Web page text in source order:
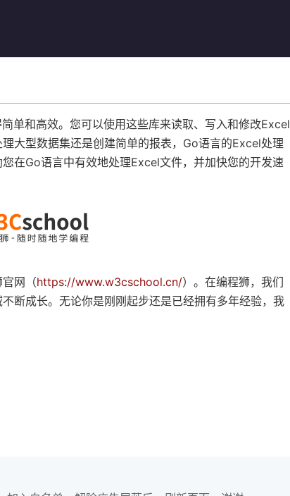
单和高效。您可以使用这些库来读取、写入和修改Excel
大型数据集还是创建简单的报表，Go语言的Excel处理
在Go语言中有效地处理Excel文件，并加快您的开发速
网（https://www.w3cschool.cn/）。在编程狮，我们
断成长。无论你是刚刚起步还是已经拥有多年经验，我